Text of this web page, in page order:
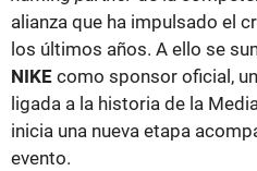
alianza que ha impulsado el
los últimos años. A ello se
NIKE como sponsor oficial,
ligada a la historia de la
inicia una nueva etapa
evento.